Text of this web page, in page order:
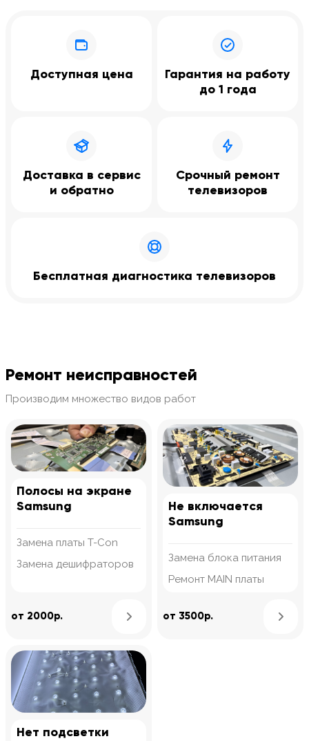
Доступная цена
Гарантия на работу
до 1 года
Доставка в сервис
и обратно
Срочный ремонт
телевизоров
Бесплатная диагностика телевизоров
Ремонт неисправностей
Производим множество видов работ
Полосы на экране
Samsung
Замена платы T-Con
Замена дешифраторов
от 2000р. Узнать подробнее
Не включается
Samsung
Замена блока питания
Ремонт MAIN платы
от 3500р.
Нет подсветки